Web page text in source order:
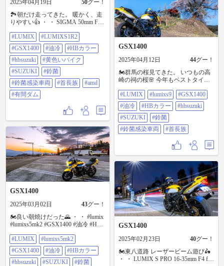
2025年04月19日 50グー！
🏞️朝だけ走ってきた。 暖かく、走
りやすい👍 ・ ・ SIGMA 50mm F2
#GSX1400 #油冷 #HBカラー
#hbsuzuki #黄色いバイク #SUZUKI
#鈴菌 #鈴菌感染車両 #首長族
#AMD #有間ダム
#LUMIX
#LUMIXS1R2
#GSX1400
#油冷
#HBカラー
#hbsuzuki
#黄色いバイク
#SUZUKI
#鈴菌
#鈴菌感染車両
#首長族
#amd
#有間ダム
GSX1400
2025年04月12日 44グー！
🏍️群馬の桜見てきた。 いつもの高
崎の祠の桜🌸 今年もベストタイミ
ss1/200s iso100 #lumix #lumixs9
#GSX1400 #油冷 #HBカラー
#hbsuzuki #SUZUKI #鈴菌 #鈴菌感
染車両 #首長族
#LUMIX #lumixs9
#GSX1400
#油冷
#HBカラー
#hbsuzuki
#SUZUKI
#鈴菌
#鈴菌感染車両
#首長族
GSX1400
2025年03月02日 43グー！
🏍️良い朝焼けだった🌄 ・ ・ #lumix
#lumixs5mk2 #GSX1400 #油冷 #HB
鈴菌感染車両 #首長族
#LUMIX
#lumixs5mk2
#GSX1400
#油冷
#HBカラー
#hbsuzuki
#SUZUKI
#鈴菌
GSX1400
2025年02月23日 40グー！
🏍️東八道路 レーザービーム遊び🛵
・ ・ LUMIX S PRO 16-35mm F4 f13